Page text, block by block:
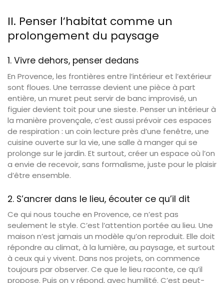
II. Penser l’habitat comme un
prolongement du paysage
1. Vivre dehors, penser dedans
En Provence, les frontières entre l’intérieur et l’extérieur
sont floues. Une terrasse devient une pièce à part
entière, un muret peut servir de banc improvisé, un
figuier devient toit pour une sieste. Penser un intérieur à
la manière provençale, c’est aussi prévoir ces espaces
de respiration : un coin lecture près d’une fenêtre, une
cuisine ouverte sur la vie, une salle à manger qui se
prolonge sur le jardin. Et surtout, créer un espace où l’on
a envie de recevoir, sans formalisme, juste pour le plaisir
d’être ensemble.
2. S’ancrer dans le lieu, écouter ce qu’il dit
Ce qui nous touche en Provence, ce n’est pas
seulement le style. C’est l’attention portée au lieu. Une
maison n’est jamais un modèle qu’on reproduit. Elle doit
répondre au climat, à la lumière, au paysage, et surtout
à ceux qui y vivent. Dans nos projets, on commence
toujours par observer. Ce que le lieu raconte, ce qu’il
propose. Puis on y répond, avec humilité. C’est peut-